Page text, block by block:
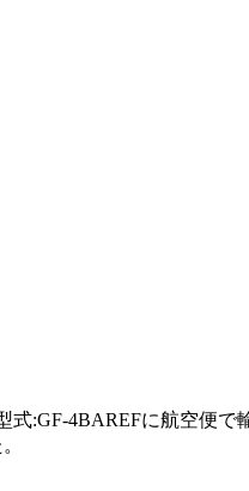
:GF-4BAREFに航空便